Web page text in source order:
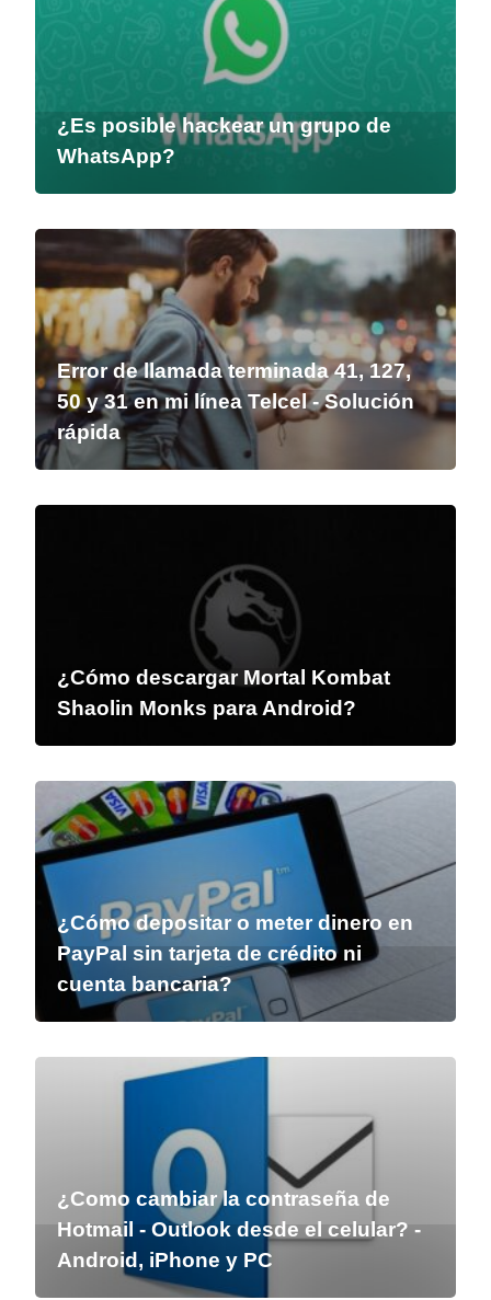
¿Es posible hackear un grupo de
WhatsApp?
Error de llamada terminada 41, 127,
50 y 31 en mi línea Telcel - Solución
rápida
¿Cómo descargar Mortal Kombat
Shaolin Monks para Android?
¿Cómo depositar o meter dinero en
PayPal sin tarjeta de crédito ni
cuenta bancaria?
¿Como cambiar la contraseña de
Hotmail - Outlook desde el celular? -
Android, iPhone y PC